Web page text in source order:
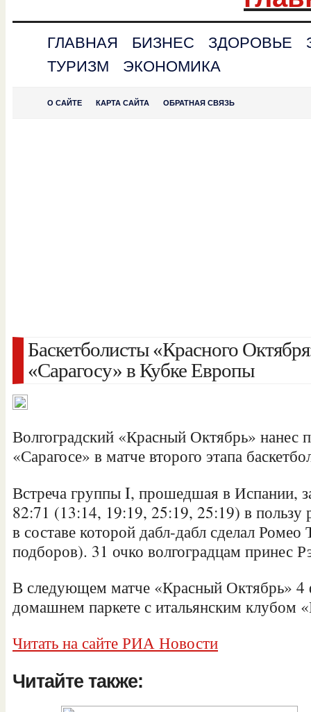
ГЛАВНАЯ БИЗНЕС ЗДОРОВЬЕ
ТУРИЗМ
ЭКОНОМИКА
О САЙТЕ КАРТА САЙТА ОБРАТНАЯ СВЯЗЬ
Баскетболисты «Красного
«Сарагосу» в Кубке Европы
Волгоградский «Красный Октябрь» нанес
«Сарагосе» в матче второго этапа
Встреча группы I, прошедшая в Испании,
82:71 (13:14, 19:19, 25:19, 25:19) в пользу
в составе которой дабл-дабл сделалРомео
подборов). 31 очко волгоградцам принес
В следующем матче «Красный Октябрь» 4
домашнем паркете с итальянским клубом
Читать на сайте РИА Новости
Читайте также: